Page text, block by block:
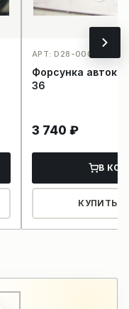
АРТ: D28-000-
Форсунка
36
3 740 ₽
В
КУПИТЬ В